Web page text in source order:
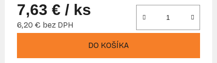
7,63 € / ks
6,20 € bez DPH
DO KOŠÍKA